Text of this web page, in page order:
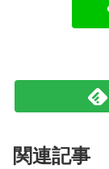
関連記事